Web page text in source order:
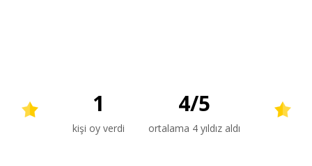
1
kişi oy verdi
4/5
ortalama 4 yıldız aldı